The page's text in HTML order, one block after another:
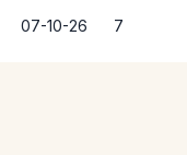
07-10-26 7